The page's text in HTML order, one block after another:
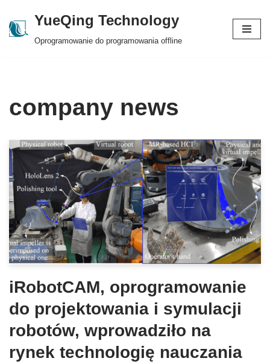
Skip
YueQing Technology
Oprogramowanie do programowania offline
company news
iRobotCAM, oprogramowanie
do projektowania i symulacji
robotów, wprowadziło na
rynek technologię nauczania